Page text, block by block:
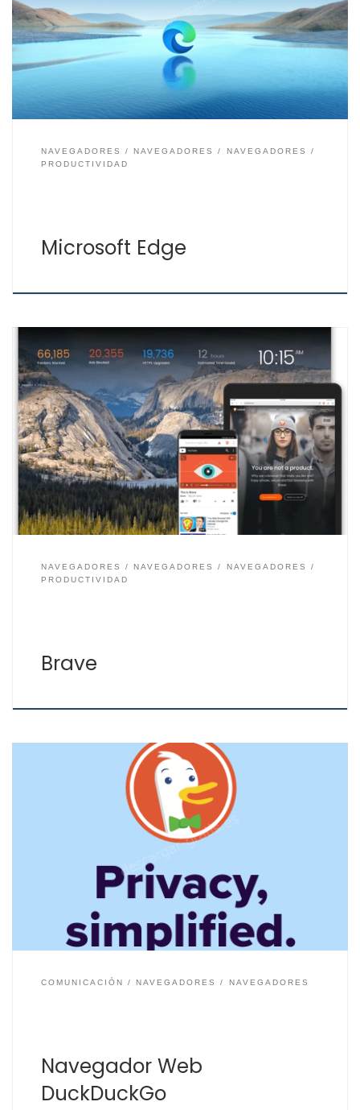
y con ello las correspondientes actualizaciones. De ahí
que no se recomiende el seguir usando Internet
Explorer, incluso en los Windows antiguos. Microsoft
Edge […]
NAVEGADORES NAVEGADORES
NAVEGADORES
PRODUCTIVIDAD
Microsoft Edge
Cada vez los usuarios de las tecnologías están más
concienciados en que la privacidad es importante,
principalmente en el uso de Internet. ¿Por qué permitir
que otros tengan acceso a tus datos?, esa es la
principal pregunta. La mayoría de los usuarios de
Internet no es consciente de la cantidad […]
NAVEGADORES NAVEGADORES
NAVEGADORES
PRODUCTIVIDAD
Brave
En el mundo de Internet no solamente existen los
navegadores Microsoft Edge, Firefox o Google Chrome,
que aunque junto a Safari de Mac sean los más
tener en cuenta también la privacidad y la seguridad,
ya que es un lugar […]
COMUNICACIÓN NAVEGADORES NAVEGADORES
Navegador Web
DuckDuckGo